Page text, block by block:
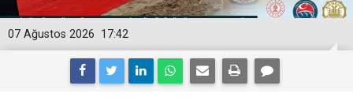
17:42
07 Ağustos 2026